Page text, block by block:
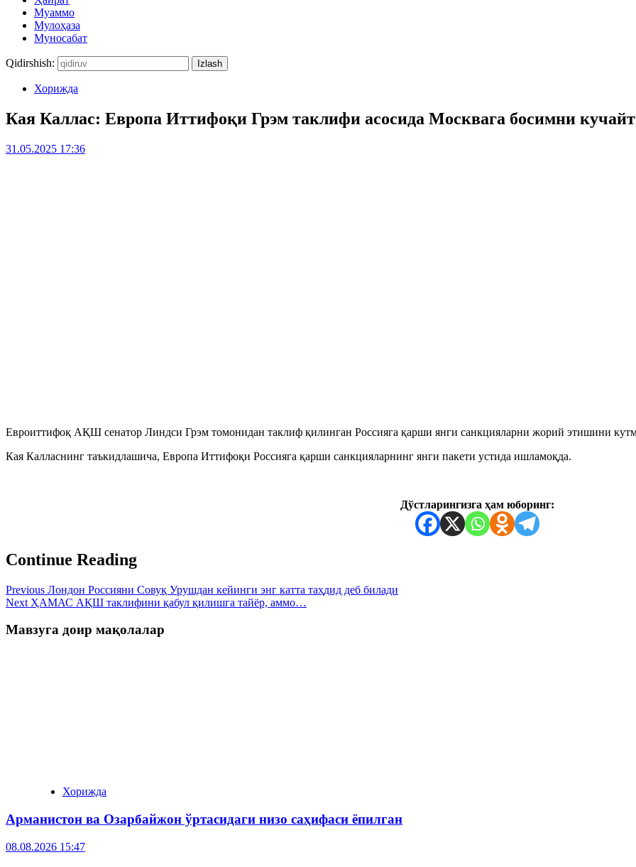
Муаммо
Мулоҳаза
Муносабат
Qidirshish:
Хорижда
Кая Каллас: Европа Иттифоқи Грэм таклифи асосида Москвага босимни
31.05.2025 17:36
Евроиттифоқ АҚШ сенатор Линдси Грэм томонидан таклиф қилинган Россияга қарши янги санкцияларни жорий этишини
Кая Калласнинг таъкидлашича, Европа Иттифоқи Россияга қарши санкцияларнинг янги пакети устида ишламоқда.
Дўстларингизга ҳам юборинг:
Continue Reading
Previous Лондон Россияни Совуқ Урушдан кейинги энг катта таҳдид деб билади
Next ҲАМАС АҚШ таклифини қабул қилишга тайёр, аммо…
Мавзуга доир мақолалар
Хорижда
Арманистон ва Озарбайжон ўртасидаги низо саҳифаси ёпилган
08.08.2026 15:47